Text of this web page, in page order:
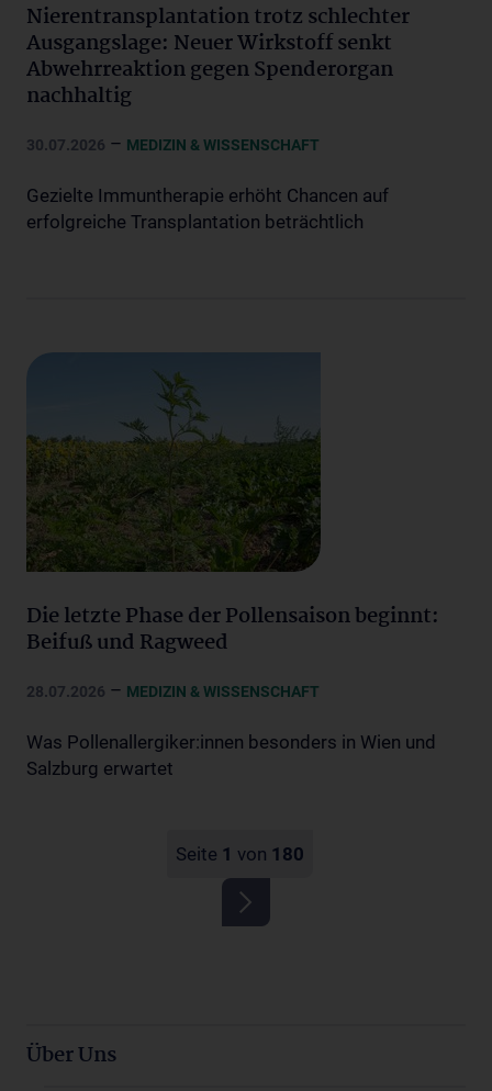
Nierentransplantation trotz schlechter
Ausgangslage: Neuer Wirkstoff senkt
Abwehrreaktion gegen Spenderorgan
nachhaltig
30.07.2026 – MEDIZIN & WISSENSCHAFT
Gezielte Immuntherapie erhöht Chancen auf
erfolgreiche Transplantation beträchtlich
Die letzte Phase der Pollensaison beginnt:
Beifuß und Ragweed
28.07.2026 – MEDIZIN & WISSENSCHAFT
Was Pollenallergiker:innen besonders in Wien und
Salzburg erwartet
Seite 1 von 180
Über Uns